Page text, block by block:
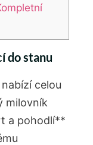
do stanu
celou⁣
milovník
a pohodlí**